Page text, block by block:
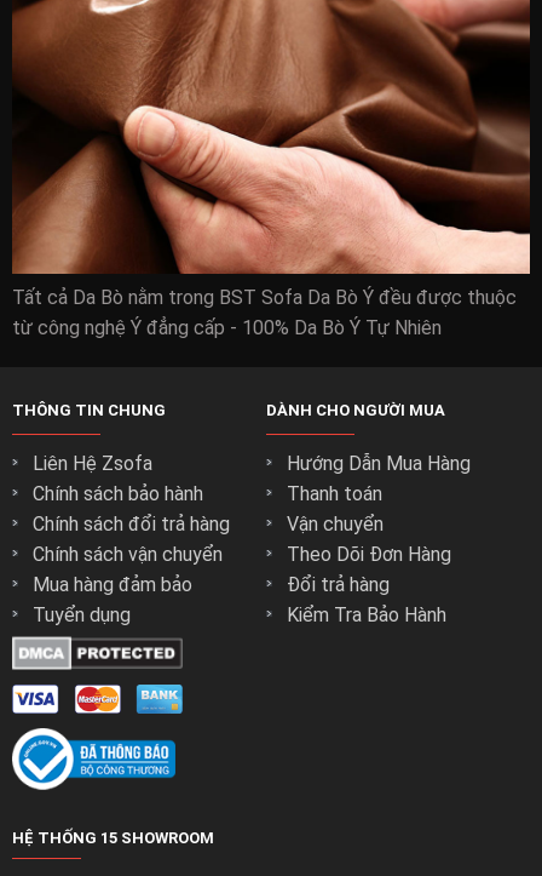
Ưu đãi mua hàng chỉ có tại zSOFA.vn
Free ship nội thành Hồ Chí Minh
Thanh toán quẹt thẻ trả góp 0đ 0%
sản xuất) ( Không tốn thêm chi phí nào)
Chọn bàn sofa – chọn cho mình sự tiện nghi :
Một căn phòng khách đủ tiện nghi thì không chỉ có ghế
Tất cả Da Bò nằm trong BST Sofa Da Bò Ý đều được thuộc
từ công nghệ Ý đẳng cấp - 100% Da Bò Ý Tự Nhiên
THÔNG TIN CHUNG
Liên Hệ Zsofa
Chính sách bảo hành
Chính sách đổi trả hàng
Chính sách vận chuyển
Mua hàng đảm bảo
Tuyển dụng
DÀNH CHO NGƯỜI MUA
Hướng Dẫn Mua Hàng
Thanh toán
Vận chuyển
Theo Dõi Đơn Hàng
Đổi trả hàng
Kiểm Tra Bảo Hành
HỆ THỐNG 15 SHOWROOM